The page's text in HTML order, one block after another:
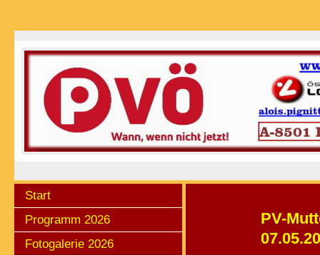
Start
Programm 2026
Fotogalerie 2026
PV-